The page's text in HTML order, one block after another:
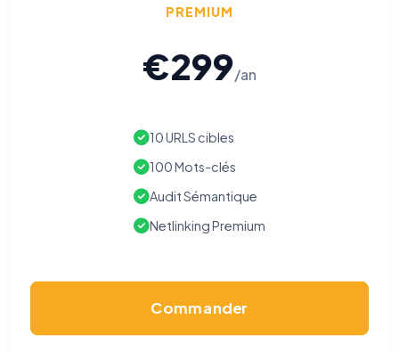
PREMIUM
€299/an
10 URLS cibles
100 Mots-clés
Audit Sémantique
Netlinking Premium
Commander